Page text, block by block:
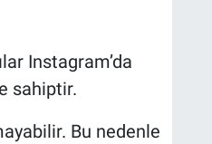
Instagram’da
sahiptir.
Bu nedenle